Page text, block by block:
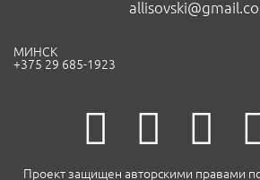
МИНСК
+375 29 685-1923
Проект защищен авторскими правами